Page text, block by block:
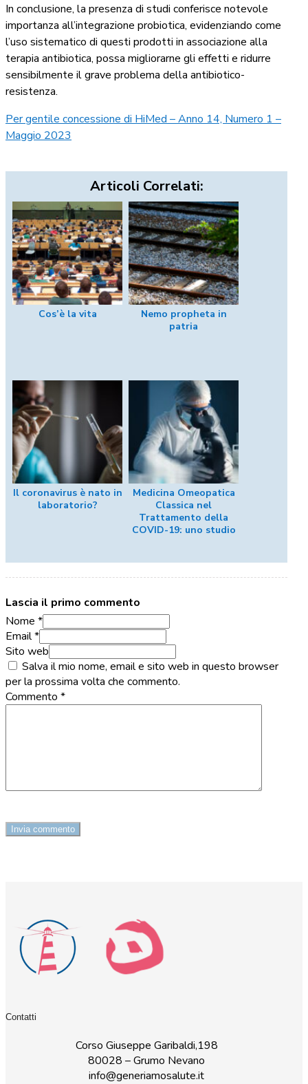
In conclusione, la presenza di studi conferisce notevole
importanza all’integrazione probiotica, evidenziando come
l’uso sistematico di questi prodotti in associazione alla
terapia antibiotica, possa migliorarne gli effetti e ridurre
sensibilmente il grave problema della antibiotico-
resistenza.
Per gentile concessione di HiMed – Anno 14, Numero 1 –
Maggio 2023
Articoli Correlati:
Cos’è la vita
Nemo propheta in
patria
Il coronavirus è nato in
laboratorio?
Medicina Omeopatica
Classica nel
Trattamento della
COVID-19: uno studio
Lascia il primo commento
Nome *
Email *
Sito web
Salva il mio nome, email e sito web in questo browser
per la prossima volta che commento.
Commento *
Contatti
Corso Giuseppe Garibaldi,198
80028 – Grumo Nevano
info@generiamosalute.it